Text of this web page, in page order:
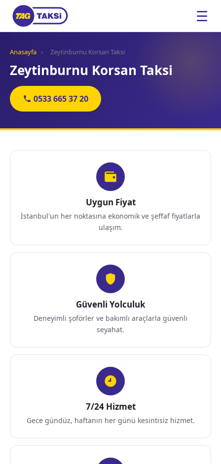
☰
Anasayfa › Zeytinburnu Korsan Taksi
Zeytinburnu Korsan Taksi
0533 665 37 20
Uygun Fiyat
İstanbul'un her noktasına ekonomik ve şeffaf fiyatlarla
ulaşım.
Güvenli Yolculuk
Deneyimli şoförler ve bakımlı araçlarla güvenli
seyahat.
7/24 Hizmet
Gece gündüz, haftanın her günü kesintisiz hizmet.